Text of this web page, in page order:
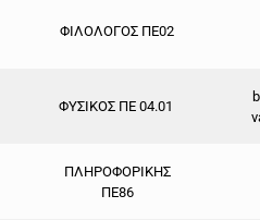
ΦΙΛΟΛΟΓΟΣ ΠΕ02
ΦΥΣΙΚΟΣ ΠΕ 04.01
ΠΛΗΡΟΦΟΡΙΚΗΣ
ΠΕ86